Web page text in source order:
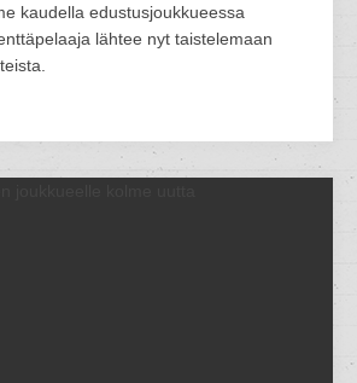
kaudella edustusjoukkueessa
lähtee nyt taistelemaan